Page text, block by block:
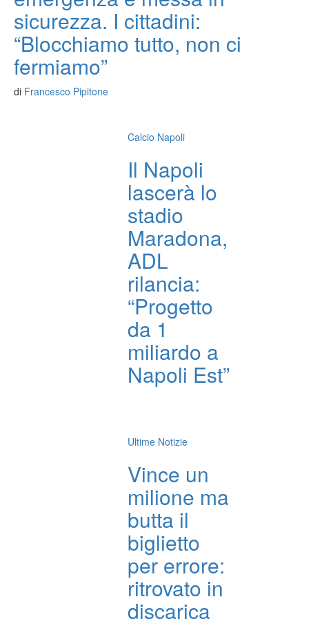
sicurezza. I cittadini:
“Blocchiamo tutto, non ci
fermiamo”
di Francesco Pipitone
Calcio Napoli
Il Napoli
lascerà lo
stadio
Maradona,
ADL
rilancia:
“Progetto
da 1
miliardo a
Napoli Est”
Ultime Notizie
Vince un
milione ma
butta il
biglietto
per errore:
ritrovato in
discarica